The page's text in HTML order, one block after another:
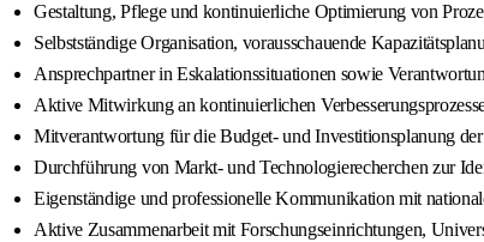
Gestaltung, Pflege und kontinuierliche Optimierung von
Selbstständige Organisation, vorausschauende
Ansprechpartner in Eskalationssituationen sowie
Aktive Mitwirkung an kontinuierlichen
Mitverantwortung für die Budget- und Investitionsplanung
Durchführung von Markt- und Technologierecherchen zur
Eigenständige und professionelle Kommunikation mit
Aktive Zusammenarbeit mit Forschungseinrichtungen,